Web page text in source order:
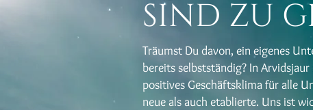
sind zu
Träumst Du davon, ein eigenes
bereits selbstständig? In
positives Geschäftsklima für alle
neue als auch etablierte. Uns ist